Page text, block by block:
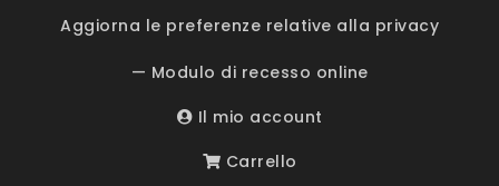
Aggiorna le preferenze relative alla privacy
— Modulo di recesso online
Il mio account
Carrello